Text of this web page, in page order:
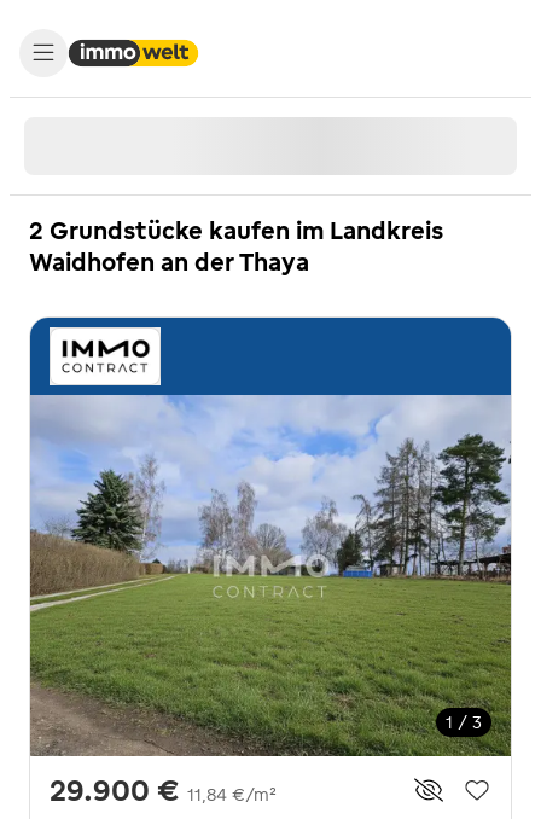
2 Grundstücke kaufen im Landkreis
Waidhofen an der Thaya
1 / 3
29.900 € 11,84 €/m²